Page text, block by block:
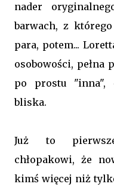
nader
barwach, z
para, potem...
osobowości, pełna
po prostu "inna",
bliska.
Już to
chłopakowi, że
kimś więcej niż